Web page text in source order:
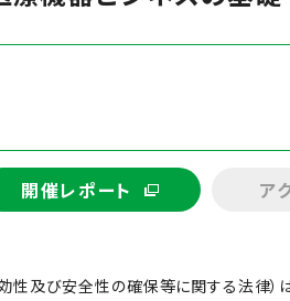
開催レポート ア
性及び安全性の確保等に関する法律